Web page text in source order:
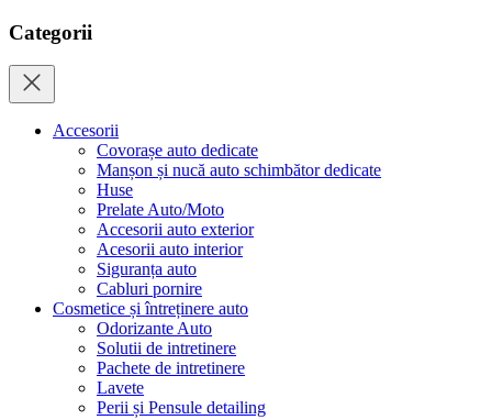
Categorii
Accesorii
Covorașe auto dedicate
Manșon și nucă auto schimbător dedicate
Huse
Prelate Auto/Moto
Accesorii auto exterior
Acesorii auto interior
Siguranța auto
Cabluri pornire
Cosmetice și întreținere auto
Odorizante Auto
Solutii de intretinere
Pachete de intretinere
Lavete
Perii și Pensule detailing